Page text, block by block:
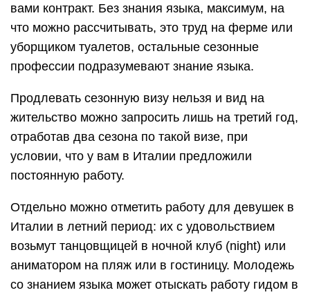
вами контракт. Без знания языка, максимум, на
что можно рассчитывать, это труд на ферме или
уборщиком туалетов, остальные сезонные
профессии подразумевают знание языка.
Продлевать сезонную визу нельзя и вид на
жительство можно запросить лишь на третий год,
отработав два сезона по такой визе, при
условии, что у вам в Италии предложили
постоянную работу.
Отдельно можно отметить работу для девушек в
Италии в летний период: их с удовольствием
возьмут танцовщицей в ночной клуб (night) или
аниматором на пляж или в гостиницу. Молодежь
со знанием языка может отыскать работу гидом в